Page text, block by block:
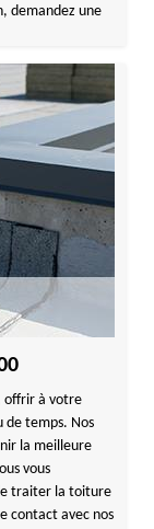
demandez une
offrir à votre
de temps. Nos
la meilleure
vous
traiter la toiture
contact avec nos